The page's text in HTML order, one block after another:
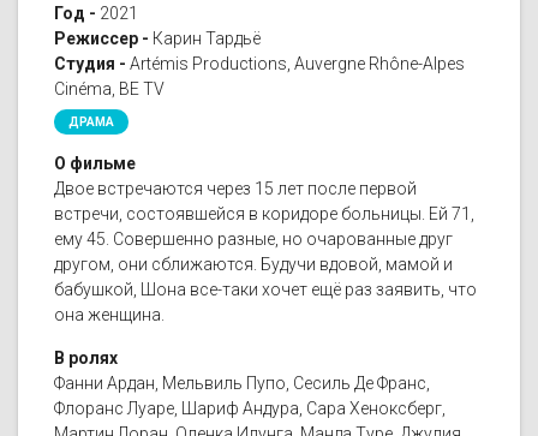
Год - 2021
Режиссер - Карин Тардьё
Студия - Artémis Productions, Auvergne Rhône-Alpes
Cinéma, BE TV
ДРАМА
О фильме
Двое встречаются через 15 лет после первой
встречи, состоявшейся в коридоре больницы. Ей 71,
ему 45. Совершенно разные, но очарованные друг
другом, они сближаются. Будучи вдовой, мамой и
бабушкой, Шона все-таки хочет ещё раз заявить, что
она женщина.
В ролях
Фанни Ардан, Мельвиль Пупо, Сесиль Де Франс,
Флоранс Луаре, Шариф Андура, Сара Хеноксберг,